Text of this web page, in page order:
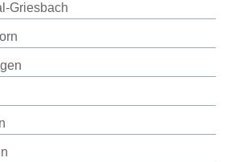
Griesbach